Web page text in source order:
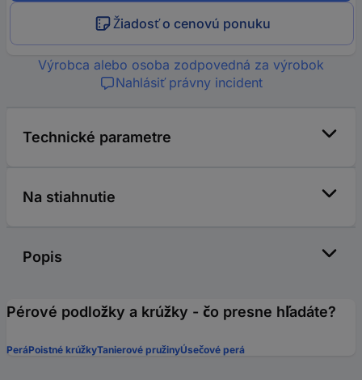
Žiadosť o cenovú ponuku
Výrobca alebo osoba zodpovedná za výrobok
Nahlásiť právny incident
Technické parametre
Na stiahnutie
Popis
Pérové podložky a ​​krúžky - čo presne hľadáte?
PeráPoistné krúžkyTanierové pružinyÚsečové perá